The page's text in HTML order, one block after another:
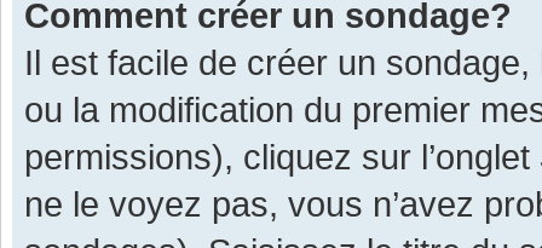
Comment créer un sondage?
Il est facile de créer un
ou la modification du premier
permissions), cliquez sur l’onglet
ne le voyez pas, vous n’avez